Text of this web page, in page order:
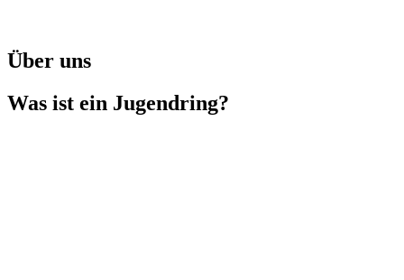
Über uns
Was ist ein Jugendring?